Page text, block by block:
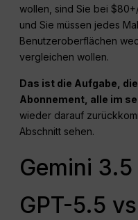
wollen, sind Sie bei
und Sie müssen jedes
Benutzeroberflächen
vergleichen wollen.
Das ist die Aufgabe,
Abonnement, alle im
wieder darauf
Abschnitt sehen.
Gemini
GPT-5.5